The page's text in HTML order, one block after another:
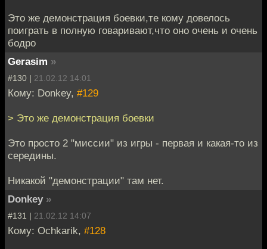
Это же демонстрация боевки,те кому довелось
поиграть в полную говаривают,что оно очень и очень
бодро
Gerasim »
#130 | 21.02.12 14:01
Кому: Donkey, #129
> Это же демонстрация боевки
Это просто 2 "миссии" из игры - первая и какая-то из
середины.
Никакой "демонстрации" там нет.
Donkey »
#131 | 21.02.12 14:07
Кому: Ochkarik, #128